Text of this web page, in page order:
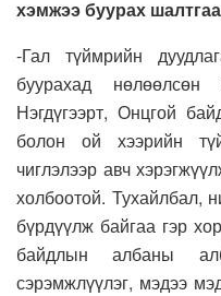
хэмжээ буурах
-Гал түймрийн
буурахад
Нэгдүгээрт, Онцгой
болон ой хээрийн
чиглэлээр авч
холбоотой. Тухайлбал,
бүрдүүлж байгаа гэр
байдлын албаны
сэрэмжлүүлэг, мэдээ